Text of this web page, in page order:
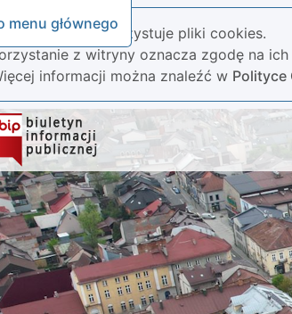
menu głównego
strona wykorzystuje pliki cookies.
z witryny oznacza zgodę na
informacji można znaleźć w Polityce